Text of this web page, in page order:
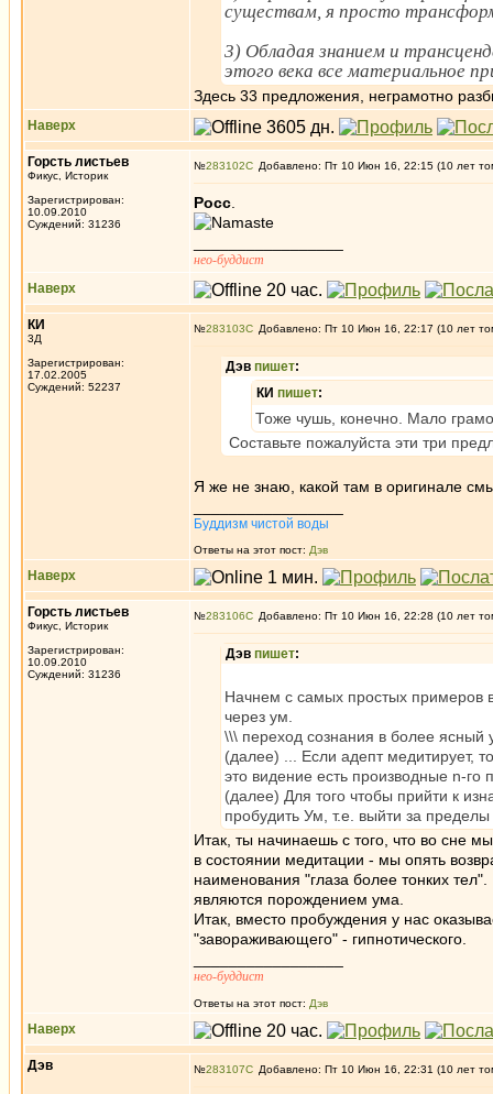
существам, я просто
3) Обладая знанием и
этого века все материальное
Здесь 33 предложения, неграмотно
Наверх
Горсть листьев
Фикус, Историк
Зарегистрирован:
10.09.2010
Суждений: 31236
№283102 Добавлено: Пт 10 Июн 16, 22:15 (10 лет
Росс
нео-буддист
Наверх
КИ
3Д
Зарегистрирован:
17.02.2005
Суждений: 52237
№283103 Добавлено: Пт 10 Июн 16, 22:17 (10 лет
Дэв пишет:
КИ пишет:
Тоже чушь, конечно. Мало
Составьте пожалуйста эти три
Я же не знаю, какой там в оригинале
Буддизм чистой воды
Ответы на этот пост: Дэв
Наверх
Горсть листьев
Фикус, Историк
Зарегистрирован:
10.09.2010
Суждений: 31236
№283106 Добавлено: Пт 10 Июн 16, 22:28 (10 лет
Дэв пишет:
Начнем с самых простых примеров
через ум.
\\\ переход сознания в более ясный
(далее) ... Если адепт медитирует,
это видение есть производные n-го
(далее) Для того чтобы прийти к
пробудить Ум, т.е. выйти за
Итак, ты начинаешь с того, что во сне
в состоянии медитации - мы опять
наименования "глаза более тонких
являются порождением ума.
Итак, вместо пробуждения у нас
"завораживающего" - гипнотического.
нео-буддист
Ответы на этот пост: Дэв
Наверх
Дэв №283107 Добавлено: Пт 10 Июн 16, 22:31 (10 лет